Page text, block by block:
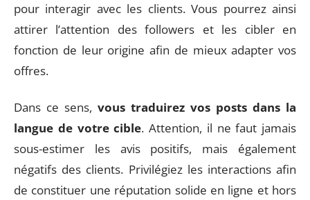
pour interagir avec les clients. Vous pourrez ainsi
attirer l’attention des followers et les cibler en
fonction de leur origine afin de mieux adapter vos
offres.
Dans ce sens, vous traduirez vos posts dans la
langue de votre cible. Attention, il ne faut jamais
sous-estimer les avis positifs, mais également
négatifs des clients. Privilégiez les interactions afin
de constituer une réputation solide en ligne et hors